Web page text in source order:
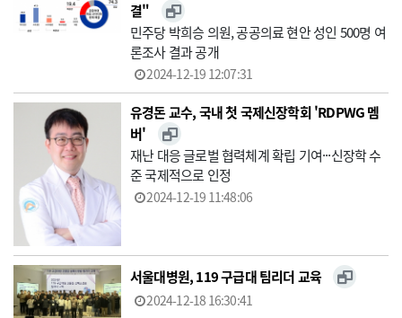
결"
민주당 박희승 의원, 공공의료 현안 성인 500명 여
론조사 결과 공개
2024-12-19 12:07:31
유경돈 교수, 국내 첫 국제신장학회 'RDPWG 멤
버'
재난 대응 글로벌 협력체계 확립 기여···신장학 수
준 국제적으로 인정
2024-12-19 11:48:06
서울대병원, 119 구급대 팀리더 교육
2024-12-18 16:30:41